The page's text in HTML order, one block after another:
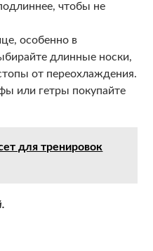
чтобы не
особенно в
длинные носки,
от переохлаждения.
или гетры покупайте
для тренировок